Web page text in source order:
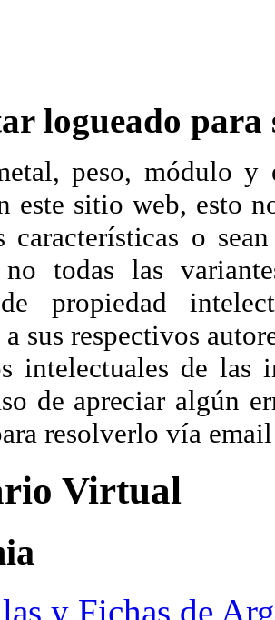
logueado
peso, módulo y
este sitio web, esto
características o
todas las
propiedad
a sus respectivos
intelectuales de las
de apreciar algún
resolverlo vía
Virtual
y Fichas de